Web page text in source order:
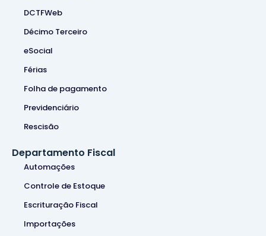
DCTFWeb
Décimo Terceiro
eSocial
Férias
Folha de pagamento
Previdenciário
Rescisão
Departamento Fiscal
Automações
Controle de Estoque
Escrituração Fiscal
Importações